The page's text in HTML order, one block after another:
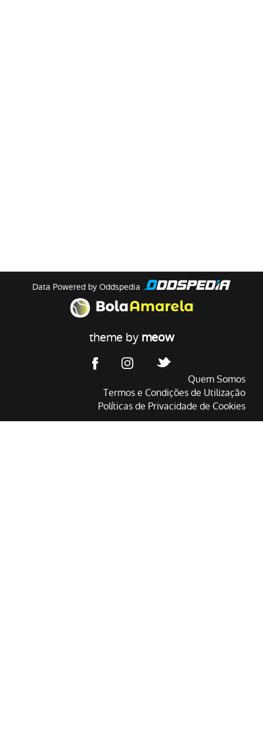
Data Powered by Oddspedia
theme by meow
Quem Somos
Termos e Condições de Utilização
Políticas de Privacidade de Cookies